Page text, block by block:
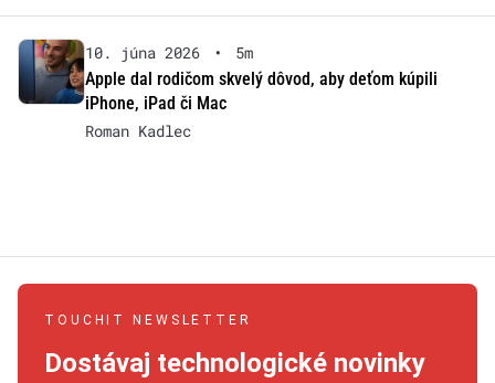
10. júna 2026 •
5m
Apple dal rodičom skvelý dôvod, aby deťom kúpili
iPhone, iPad či Mac
Roman Kadlec
TOUCHIT NEWSLETTER
Dostávaj technologické novinky